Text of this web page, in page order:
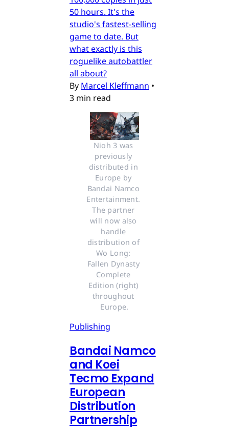
50 hours. It's the
studio's fastest-selling
game to date. But
what exactly is this
roguelike autobattler
all about?
By Marcel Kleffmann •
3 min read
Nioh 3 was
previously
distributed in
Europe by
Bandai Namco
Entertainment.
The partner
will now also
handle
distribution of
Wo Long:
Fallen Dynasty
Complete
Edition (right)
throughout
Europe.
Publishing
Bandai Namco
and Koei
Tecmo Expand
European
Distribution
Partnership